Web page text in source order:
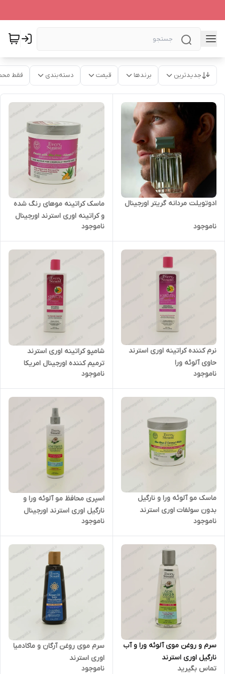
جدیدترین برندها قیمت دسته‌بندی فقط
ادوتویلت مردانه گریتر اورجینال
ناموجود
ماسک کراتینه موهای رنگ شده
و کراتینه اوری استرند اورجینال
ناموجود
نرم کننده کراتینه اوری استرند
حاوی آلوئه ورا
ناموجود
شامپو کراتینه اوری استرند
ترمیم کننده اورجینال امریکا
ناموجود
ماسک مو آلوئه ورا و نارگیل
بدون سولفات اوری استرند
اورجینال
ناموجود
اسپری محافظ مو آلوئه ورا و
نارگیل اوری استرند اورجینال
ناموجود
سرم و روغن موی آلوئه ورا و آب
نارگیل اوری استرند
تماس بگیرید
سرم موی روغن آرگان و ماکادمیا
اوری استرند
ناموجود